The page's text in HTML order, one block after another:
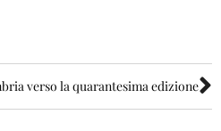
verso la quarantesima edizione